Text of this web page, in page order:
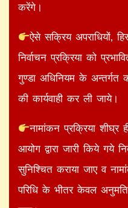
करेंगे।
ऐसे सक्रिय अपराधियों,
निर्वाचन प्रक्रिया को
गुण्डा अधिनियम के अन्तर्गत
की कार्यवाही कर ली जाये।
नामांकन प्रक्रिया शीघ्र
आयोग द्वारा जारी किये गये
सुनिश्चित कराया जाए व
परिधि के भीतर केवल अनुमति